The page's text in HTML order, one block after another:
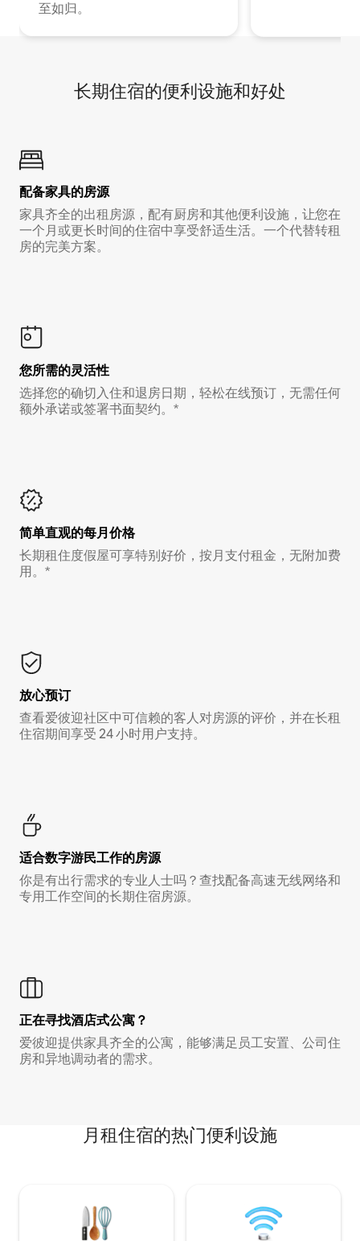
至如归。
长期住宿的便利设施和好处
配备家具的房源
家具齐全的出租房源，配有厨房和其他便利设施，让您在
一个月或更长时间的住宿中享受舒适生活。一个代替转租
房的完美方案。
您所需的灵活性
选择您的确切入住和退房日期，轻松在线预订，无需任何
额外承诺或签署书面契约。*
简单直观的每月价格
长期租住度假屋可享特别好价，按月支付租金，无附加费
用。*
放心预订
查看爱彼迎社区中可信赖的客人对房源的评价，并在长租
住宿期间享受 24 小时用户支持。
适合数字游民工作的房源
你是有出行需求的专业人士吗？查找配备高速无线网络和
专用工作空间的长期住宿房源。
正在寻找酒店式公寓？
爱彼迎提供家具齐全的公寓，能够满足员工安置、公司住
房和异地调动者的需求。
月租住宿的热门便利设施